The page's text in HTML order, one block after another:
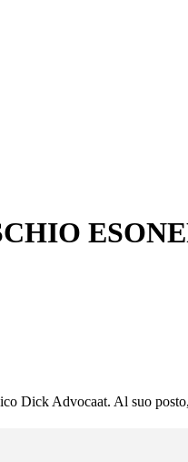
Dick Advocaat. Al suo